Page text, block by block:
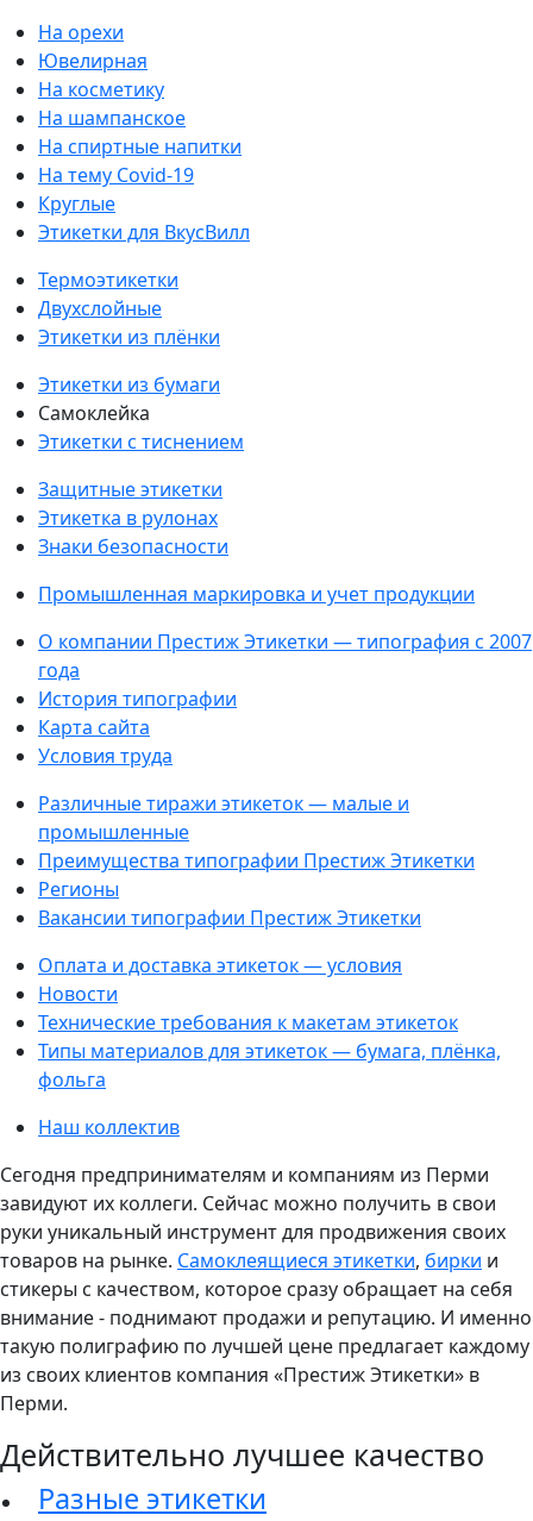
На орехи
Ювелирная
На косметику
На шампанское
На спиртные напитки
На тему Covid-19
Круглые
Этикетки для ВкусВилл
Термоэтикетки
Двухслойные
Этикетки из плёнки
Этикетки из бумаги
Самоклейка
Этикетки с тиснением
Защитные этикетки
Этикетка в рулонах
Знаки безопасности
Промышленная маркировка и учет продукции
О компании Престиж Этикетки — типография с 2007
года
История типографии
Карта сайта
Условия труда
Различные тиражи этикеток — малые и
промышленные
Преимущества типографии Престиж Этикетки
Регионы
Вакансии типографии Престиж Этикетки
Оплата и доставка этикеток — условия
Новости
Технические требования к макетам этикеток
Типы материалов для этикеток — бумага, плёнка,
фольга
Наш коллектив
Сегодня предпринимателям и компаниям из Перми
завидуют их коллеги. Сейчас можно получить в свои
руки уникальный инструмент для продвижения своих
товаров на рынке. Самоклеящиеся этикетки, бирки и
стикеры с качеством, которое сразу обращает на себя
внимание - поднимают продажи и репутацию. И именно
такую полиграфию по лучшей цене предлагает каждому
из своих клиентов компания «Престиж Этикетки» в
Перми.
Действительно лучшее качество
Разные этикетки